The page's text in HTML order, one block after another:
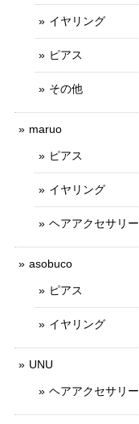
イヤリング
ピアス
その他
maruo
ピアス
イヤリング
ヘアアクセサリー
asobuco
ピアス
イヤリング
UNU
ヘアアクセサリー